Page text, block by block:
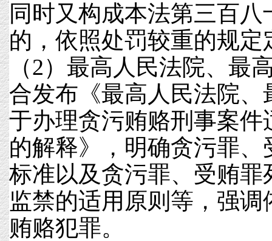
同时又构成本法第三百
的，依照处罚较重的规定
（2）最高人民法院、最
合发布《最高人民法院、
于办理贪污贿赂刑事案件
的解释》，明确贪污罪
标准以及贪污罪、受贿罪
监禁的适用原则等，强
贿赂犯罪。